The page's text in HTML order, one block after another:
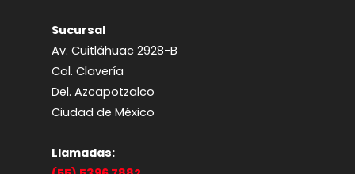
Sucursal
Av. Cuitláhuac 2928-B
Col. Clavería
Del. Azcapotzalco
Ciudad de México
Llamadas: